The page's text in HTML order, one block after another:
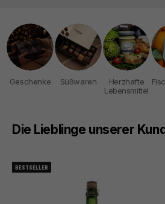
Geschenke Süßwaren
Herzhafte
Lebensmittel
Die Lieblinge unserer
BESTSELLER